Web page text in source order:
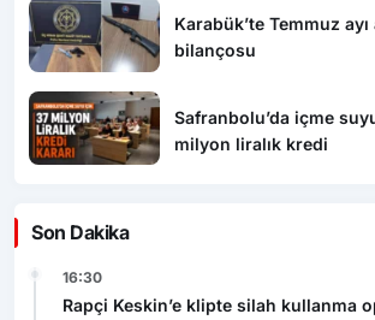
Karabük’te Temmuz
bilançosu
Safranbolu’da içme
milyon liralık kredi
Son Dakika
16:30
Rapçi Keskin’e klipte silah kullanma